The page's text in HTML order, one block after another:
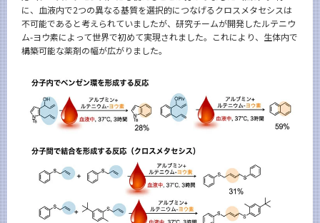
に、血液内で2つの異なる基質を選択的につなげるクロスメタセシスは
不可能であると考えられていましたが、研究チームが開発したルテニウ
ム-ヨウ素によって世界で初めて実現されました。これにより、生体内で
構築可能な薬剤の幅が広がりました。